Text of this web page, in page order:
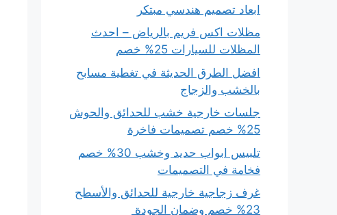
ابعاد تصميم هندسي مبتكر
مظلات اكس فريم بالرياض – احدث
المظلات للسيارات 25% خصم
افضل الطرق الحديثة في تغطية مسابح
بالخشب والزجاج
جلسات خارجية خشب للحدائق والحوش
25% خصم تصميمات فاخرة
تلبيس ابواب حديد وخشب 30% خصم
فخامة في التصميمات
غرف زجاجية خارجية للحدائق والأسطح
23% خصم وضمان الجودة